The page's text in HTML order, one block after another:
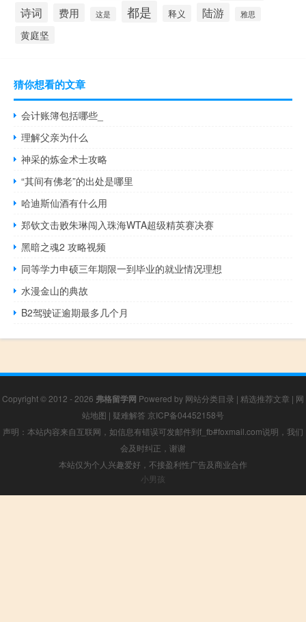
诗词 费用 这是 都是 释义 陆游 雅思
黄庭坚
猜你想看的文章
会计账簿包括哪些_
理解父亲为什么
神采的炼金术士攻略
“其间有佛老”的出处是哪里
哈迪斯仙酒有什么用
郑钦文击败朱琳闯入珠海WTA超级精英赛决赛
黑暗之魂2 攻略视频
同等学力申硕三年期限一到毕业的就业情况理想
水漫金山的典故
B2驾驶证逾期最多几个月
Copyright © 2012 - 2026 弗格留学网 Powered by 网站分类目录 | 精选推荐文章 | 网
站地图 | 疑难解答 京ICP备04452158号
声明：本站内容来自互联网，如信息有错误可发邮件到f_fb#foxmail.com说明，我们
会及时纠正，谢谢
本站仅为个人兴趣爱好，不接盈利性广告及商业合作
小男孩